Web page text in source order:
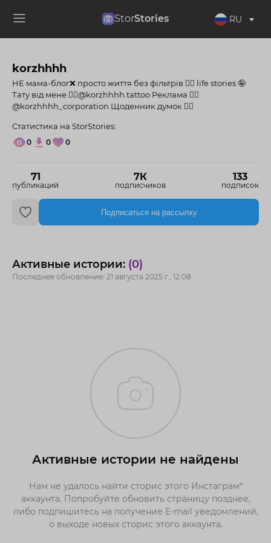
StorStories RU
korzhhhh
71
публикаций
7К
подписчиков
133
подписок
НЕ мама-блог❌ просто життя без фільтрів 👌🏻 life stories 🤪
Тату від мене 👉🏻@korzhhhh.tattoo Реклама 👉🏻
@korzhhhh_corporation Щоденник думок 👇🏻
Статистика на StorStories:
0 0 0
Подписаться на рассылку
Активные истории: (0)
Последнее обновление: 21 августа 2025 г., 12:08
Активные истории не найдены
Нам не удалось найти сторис этого Инстаграм*
аккаунта. Попробуйте обновить страницу позднее,
либо подпишитесь на получение E-mail уведомлений,
о выходе новых сторис этого аккаунта.